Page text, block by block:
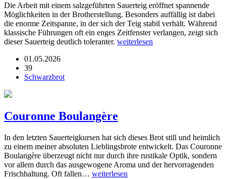
Die Arbeit mit einem salzgeführten Sauerteig eröffnet spannende
Möglichkeiten in der Brotherstellung. Besonders auffällig ist dabei
die enorme Zeitspanne, in der sich der Teig stabil verhält. Während
klassische Führungen oft ein enges Zeitfenster verlangen, zeigt sich
dieser Sauerteig deutlich toleranter. weiterlesen
01.05.2026
39
Schwarzbrot
Couronne Boulangère
In den letzten Sauerteigkursen hat sich dieses Brot still und heimlich
zu einem meiner absoluten Lieblingsbrote entwickelt. Das Couronne
Boulangère überzeugt nicht nur durch ihre rustikale Optik, sondern
vor allem durch das ausgewogene Aroma und der hervorragenden
Frischhaltung. Oft fallen… weiterlesen